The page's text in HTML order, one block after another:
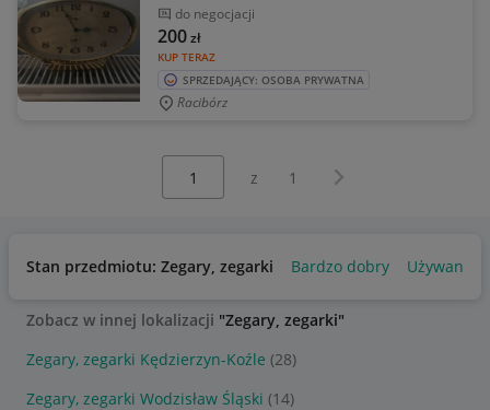
do negocjacji
KUP TERAZ
200zł
SPRZEDAJĄCY: OSOBA PRYWATNA
Racibórz
z 1 Następna strona
Stan przedmiotu: Zegary, zegarki Bardzo dobry Używany
Zobacz w innej lokalizacji "Zegary, zegarki"
Zegary, zegarki Kędzierzyn-Koźle (28)
Zegary, zegarki Wodzisław Śląski (14)